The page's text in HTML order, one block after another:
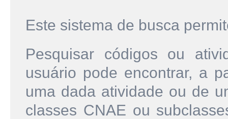
Este sistema de busca
Pesquisar códigos ou
usuário pode encontrar, a
uma dada atividade ou de
classes CNAE ou